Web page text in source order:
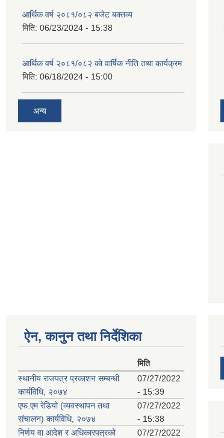
आर्थिक वर्ष २०८१/०८२ बजेट बक्तव्य
मिति: 06/23/2024 - 15:38
आर्थिक वर्ष २०८१/०८२ काे वार्षिक नीति तथा कार्यक्रम
मिति: 06/18/2024 - 15:00
अन्य
ऐन, कानुन तथा निर्देशिका
मिति
स्थानीय राजपत्र प्रकाशन सम्बन्धी
कार्यविधि, २०७४
07/27/2022
- 15:39
एफ.एम रेडियो (व्यवस्थापन तथा
संचालन) कार्यविधि, २०७४
07/27/2022
- 15:38
निर्णय वा आदेश र अधिकारपत्रको
07/27/2022